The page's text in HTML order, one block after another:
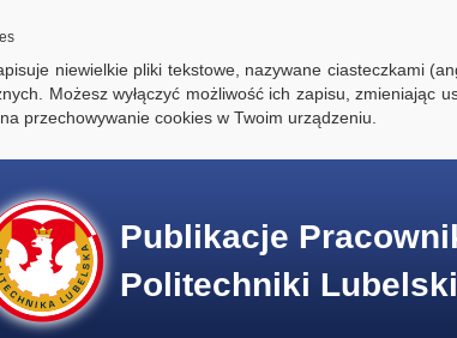
niewielkie pliki tekstowe, nazywane ciasteczkami
Możesz wyłączyć możliwość ich zapisu, zmieniając
przechowywanie cookies w Twoim urządzeniu.
Publikacje
Politechniki